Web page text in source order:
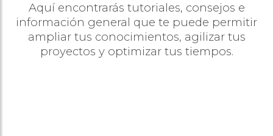
Aquí encontrarás tutoriales, consejos e
información general que te puede permitir
ampliar tus conocimientos, agilizar tus
proyectos y optimizar tus tiempos.